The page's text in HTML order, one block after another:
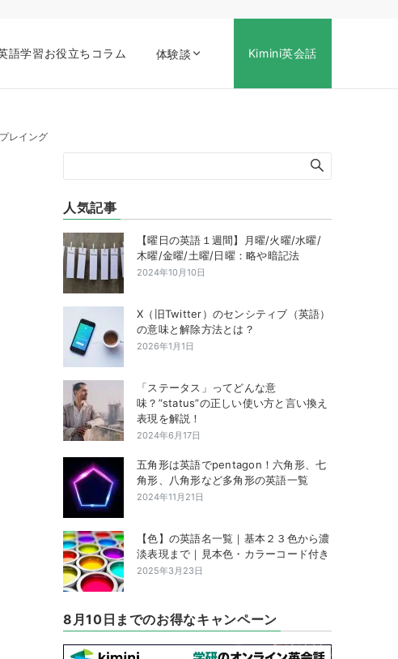
語学習お役立ちコラム 体験談 Kimini英会話
レイング
人気記事
【曜日の英語１週間】月曜/火曜/水曜/
木曜/金曜/土曜/日曜：略や暗記法
2024年10月10日
X（旧Twitter）のセンシティブ（英語）
の意味と解除方法とは？
2026年1月1日
「ステータス」ってどんな意
味？”status”の正しい使い方と言い換え
表現を解説！
2024年6月17日
五角形は英語でpentagon！六角形、七
角形、八角形など多角形の英語一覧
2024年11月21日
【色】の英語名一覧｜基本２３色から濃
淡表現まで｜見本色・カラーコード付き
2025年3月23日
8月10日までのお得なキャンペーン